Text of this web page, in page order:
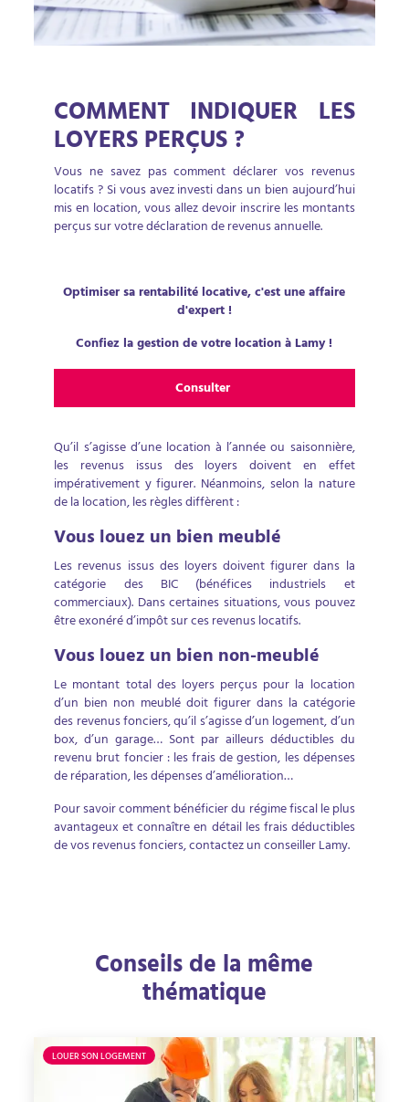
COMMENT INDIQUER LES
LOYERS PERÇUS ?
Vous ne savez pas comment déclarer vos revenus
locatifs ? Si vous avez investi dans un bien aujourd’hui
mis en location, vous allez devoir inscrire les montants
perçus sur votre déclaration de revenus annuelle.
Optimiser sa rentabilité locative, c'est une affaire
d'expert !
Confiez la gestion de votre location à Lamy !
Consulter
Qu’il s’agisse d’une location à l’année ou saisonnière,
les revenus issus des loyers doivent en effet
impérativement y figurer. Néanmoins, selon la nature
de la location, les règles diffèrent :
Vous louez un bien meublé
Les revenus issus des loyers doivent figurer dans la
catégorie des BIC (bénéfices industriels et
commerciaux). Dans certaines situations, vous pouvez
être exonéré d’impôt sur ces revenus locatifs.
Vous louez un bien non-meublé
Le montant total des loyers perçus pour la location
d’un bien non meublé doit figurer dans la catégorie
des revenus fonciers, qu’il s’agisse d’un logement, d’un
box, d’un garage… Sont par ailleurs déductibles du
revenu brut foncier : les frais de gestion, les dépenses
de réparation, les dépenses d’amélioration…
Pour savoir comment bénéficier du régime fiscal le plus
avantageux et connaître en détail les frais déductibles
de vos revenus fonciers, contactez un conseiller Lamy.
Conseils de la même
thématique
LOUER SON LOGEMENT